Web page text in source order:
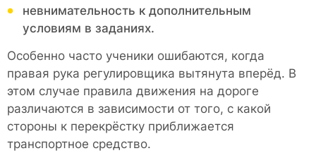
невнимательность к дополнительным
условиям в заданиях.
Особенно часто ученики ошибаются, когда
правая рука регулировщика вытянута вперёд. В
этом случае правила движения на дороге
различаются в зависимости от того, с какой
стороны к перекрёстку приближается
транспортное средство.